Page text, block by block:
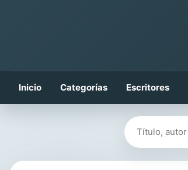
Inicio Categorías Escritores
Buscar libros